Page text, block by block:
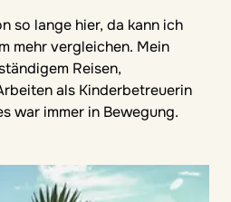
so lange hier, da kann ich
mehr vergleichen. Mein
Reisen,
als Kinderbetreuerin
war immer in Bewegung.